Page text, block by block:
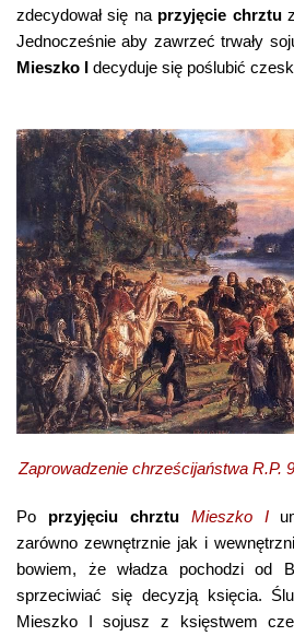
zdecydował się na przyjęcie chrztuz
Jednocześnie aby zawrzeć trwały
Mieszko I
decyduje się poślubić
Zaprowadzenie chrześcijaństwa R.P.
Po przyjęciu chrztu Mieszko I
zarówno zewnętrznie jak i
bowiem, że władza pochodzi od
sprzeciwiać się decyzją księcia.
Mieszko I sojusz z księstwem